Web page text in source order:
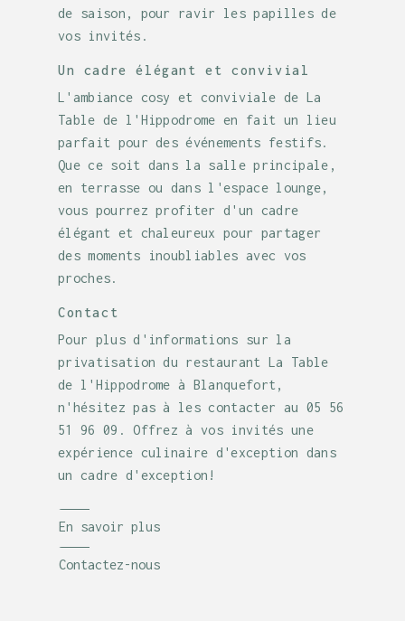
de saison, pour ravir les papilles de
vos invités.
Un cadre élégant et convivial
L'ambiance cosy et conviviale de La
Table de l'Hippodrome en fait un lieu
parfait pour des événements festifs.
Que ce soit dans la salle principale,
en terrasse ou dans l'espace lounge,
vous pourrez profiter d'un cadre
élégant et chaleureux pour partager
des moments inoubliables avec vos
proches.
Contact
Pour plus d'informations sur la
privatisation du restaurant La Table
de l'Hippodrome à Blanquefort,
n'hésitez pas à les contacter au 05 56
51 96 09. Offrez à vos invités une
expérience culinaire d'exception dans
un cadre d'exception!
En savoir plus
Contactez-nous